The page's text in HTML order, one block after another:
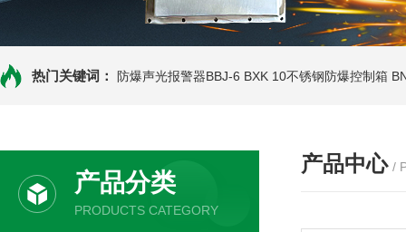
热门关键词： 防爆声光报警器BBJ-6 BXK 10不锈钢防爆控制箱
产品分类
PRODUCTS CATEGORY
产品中心 /